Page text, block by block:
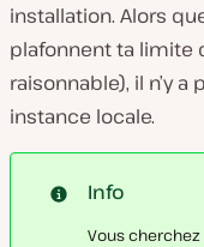
installation. Alors
plafonnent ta limite
raisonnable), il n’y
instance locale.
Info
Vous